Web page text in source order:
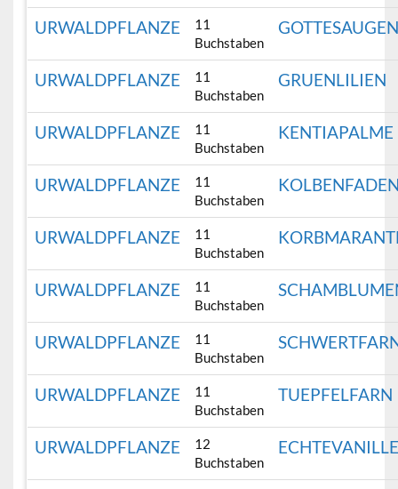
URWALDPFLANZE
11
Buchstaben
URWALDPFLANZE
11
Buchstaben
GRUENLILIEN
URWALDPFLANZE
11
Buchstaben
KENTIAPALME
URWALDPFLANZE
11
Buchstaben
URWALDPFLANZE
11
Buchstaben
URWALDPFLANZE
11
Buchstaben
URWALDPFLANZE
11
Buchstaben
URWALDPFLANZE
11
Buchstaben
TUEPFELFARN
URWALDPFLANZE
12
Buchstaben